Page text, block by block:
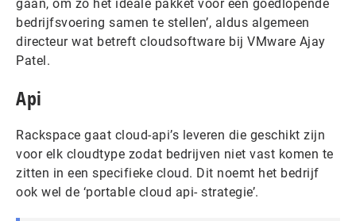
gaan, om zo het ideale pakket voor een goedlopende
bedrijfsvoering samen te stellen’, aldus algemeen
directeur wat betreft cloudsoftware bij VMware Ajay
Patel.
Api
Rackspace gaat cloud-api’s leveren die geschikt zijn
voor elk cloudtype zodat bedrijven niet vast komen te
zitten in een specifieke cloud. Dit noemt het bedrijf
ook wel de ‘portable cloud api- strategie’.